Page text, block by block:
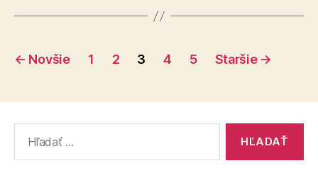
humanizmu
časť)“
Stránkovanie
← Novšie 1 2 3 4 5 Staršie →